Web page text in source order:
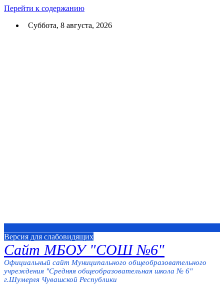
Перейти к содержанию
Суббота, 8 августа, 2026
Версия для слабовидящих
Сайт МБОУ "СОШ №6"
Официальный сайт Муниципального общеобразовательного
учреждения "Средняя общеобразовательная школа № 6"
г.Шумерля Чувашской Республики